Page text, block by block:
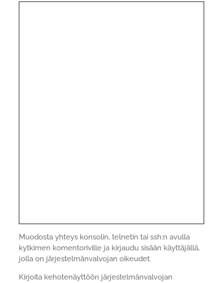
Muodosta yhteys konsolin, telnetin tai ssh:n avulla
kytkimen komentoriville ja kirjaudu sisään käyttäjällä,
jolla on järjestelmänvalvojan oikeudet.
Kirjoita kehotenäyttöön järjestelmänvalvojan